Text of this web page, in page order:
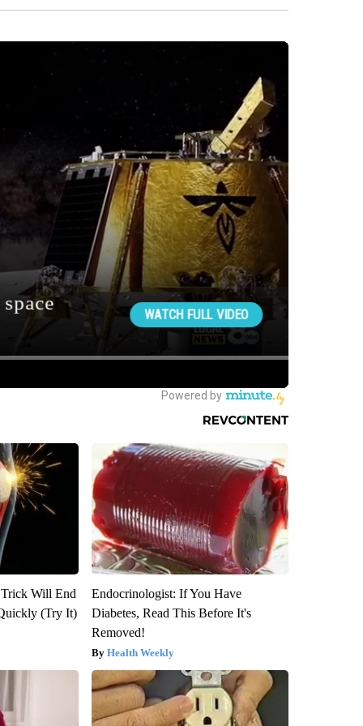
Will End
(Try It)
Endocrinologist: If You Have
Diabetes, Read This Before It's
Removed!
Health Weekly